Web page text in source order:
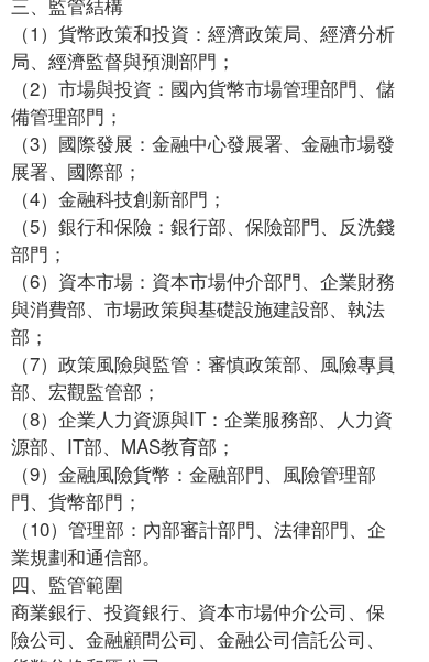
（1）貨幣政策和投資：經濟政策局、經濟分析
局、經濟監督與預測部門；
（2）市場與投資：國內貨幣市場管理部門、儲
備管理部門；
（3）國際發展：金融中心發展署、金融市場發
展署、國際部；
（4）金融科技創新部門；
（5）銀行和保險：銀行部、保險部門、反洗錢
部門；
（6）資本市場：資本市場仲介部門、企業財務
與消費部、市場政策與基礎設施建設部、執法
部；
（7）政策風險與監管：審慎政策部、風險專員
部、宏觀監管部；
（8）企業人力資源與IT：企業服務部、人力資
源部、IT部、MAS教育部；
（9）金融風險貨幣：金融部門、風險管理部
門、貨幣部門；
（10）管理部：內部審計部門、法律部門、企
業規劃和通信部。
四、監管範圍
商業銀行、投資銀行、資本市場仲介公司、保
險公司、金融顧問公司、金融公司信託公司、